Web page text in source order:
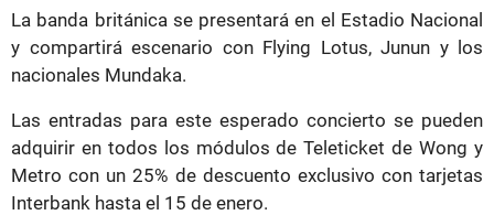
La banda británica se presentará en el Estadio Nacional
y compartirá escenario con Flying Lotus, Junun y los
nacionales Mundaka.
Las entradas para este esperado concierto se pueden
adquirir en todos los módulos de Teleticket de Wong y
Metro con un 25% de descuento exclusivo con tarjetas
Interbank hasta el 15 de enero.